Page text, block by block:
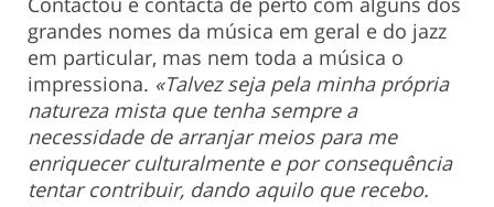
grandes nomes da música em geral e do jazz
em particular, mas nem toda a música o
impressiona. «Talvez seja pela minha própria
natureza mista que tenha sempre a
necessidade de arranjar meios para me
enriquecer culturalmente e por consequência
tentar contribuir, dando aquilo que recebo.